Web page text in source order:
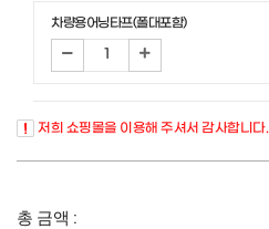
차량용어닝타프(폴대포함)
저희 쇼핑몰을 이용해 주셔서 감사합니다.
총 금액 :